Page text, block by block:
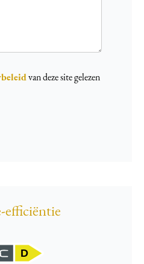
van deze site gelezen
efficiëntie
D